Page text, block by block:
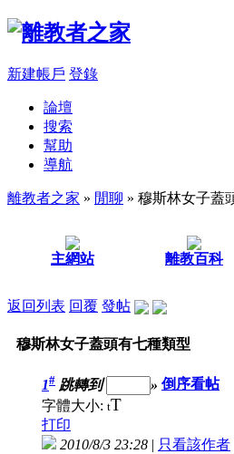
新建帳戶 登錄
論壇
搜索
幫助
導航
離教者之家 » 閒聊 » 穆斯林女子蓋
主網站 離教百科
返回列表 回覆 發帖
穆斯林女子蓋頭有七種類型
1# 跳轉到 » 倒序看帖
字體大小: tT
打印
2010/8/3 23:28 | 只看該作者